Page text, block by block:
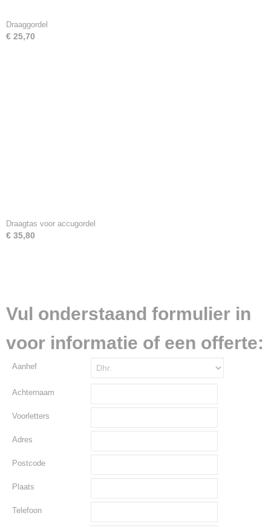
Draaggordel
€ 25,70
Draagtas voor accugordel
€ 35,80
Vul onderstaand formulier in
voor informatie of een offerte:
Aanhef
Achternaam
Voorletters
Adres
Postcode
Plaats
Telefoon